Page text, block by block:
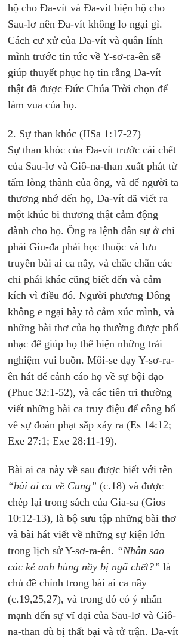
hộ cho Đa-vít và Đa-vít biện hộ cho
Sau-lơ nên Đa-vít không lo ngại gì.
Cách cư xử của Đa-vít và quân lính
mình trước tin tức về Y-sơ-ra-ên sẽ
giúp thuyết phục họ tin rằng Đa-vít
thật đã được Đức Chúa Trời chọn để
làm vua của họ.
2. Sự than khóc (IISa 1:17-27)
Sự than khóc của Đa-vít trước cái chết
của Sau-lơ và Giô-na-than xuất phát từ
tấm lòng thành của ông, và để người ta
thương nhớ đến họ, Đa-vít đã viết ra
một khúc bi thương thật cảm động
dành cho họ. Ông ra lệnh dân sự ở chi
phái Giu-đa phải học thuộc và lưu
truyền bài ai ca nầy, và chắc chắn các
chi phái khác cũng biết đến và cảm
kích vì điều đó. Người phương Đông
không e ngại bày tỏ cảm xúc mình, và
những bài thơ của họ thường được phổ
nhạc để giúp họ thể hiện những trải
nghiệm vui buồn. Môi-se dạy Y-sơ-ra-
ên hát để cảnh cáo họ về sự bội đạo
(Phuc 32:1-52), và các tiên tri thường
viết những bài ca truy điệu để công bố
về sự đoán phạt sắp xảy ra (Es 14:12;
Exe 27:1; Exe 28:11-19).
Bài ai ca này về sau được biết với tên
“bài ai ca về Cung” (c.18) và được
chép lại trong sách của Gia-sa (Gios
10:12-13), là bộ sưu tập những bài thơ
và bài hát viết về những sự kiện lớn
trong lịch sử Y-sơ-ra-ên. “Nhân sao
các kẻ anh hùng nầy bị ngã chết?” là
chủ đề chính trong bài ai ca nầy
(c.19,25,27), và trong đó có ý nhấn
mạnh đến sự vĩ đại của Sau-lơ và Giô-
na-than dù bị thất bại và tử trận. Đa-vít